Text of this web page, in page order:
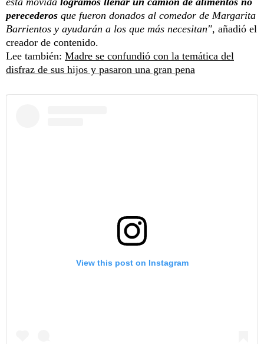
perecederos que fueron donados al comedor de Margarita
Barrientos y ayudarán a los que más necesitan", añadió el
creador de contenido.
Lee también: Madre se confundió con la temática del
disfraz de sus hijos y pasaron una gran pena
View this post on Instagram